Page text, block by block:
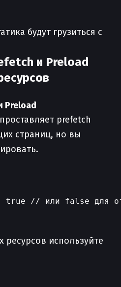
будут грузиться с
и Preload
Preload
prefetch
страниц, но вы
true // или false для
используйте